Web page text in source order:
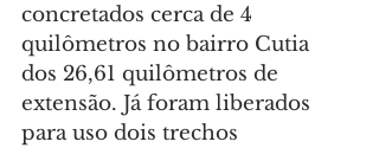
concretados cerca de 4
quilômetros no bairro Cutia
dos 26,61 quilômetros de
extensão. Já foram liberados
para uso dois trechos